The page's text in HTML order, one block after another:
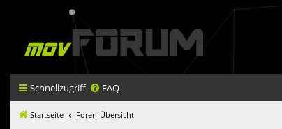
Schnellzugriff FAQ
Startseite Foren-Übersicht